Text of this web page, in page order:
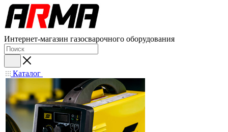
Интернет-магазин газосварочного оборудования
Каталог